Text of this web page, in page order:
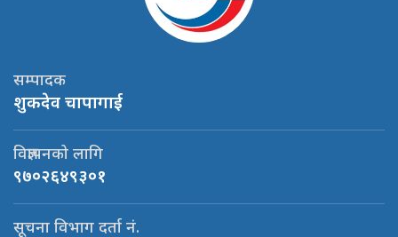
सम्पादक
शुकदेव चापागाई
विज्ञापनको लागि
९७०२६४९३०१
सूचना विभाग दर्ता नं.